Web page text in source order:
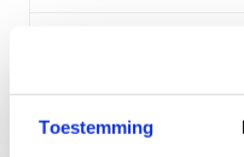
Toestemming
Opbouw Boksgala #36